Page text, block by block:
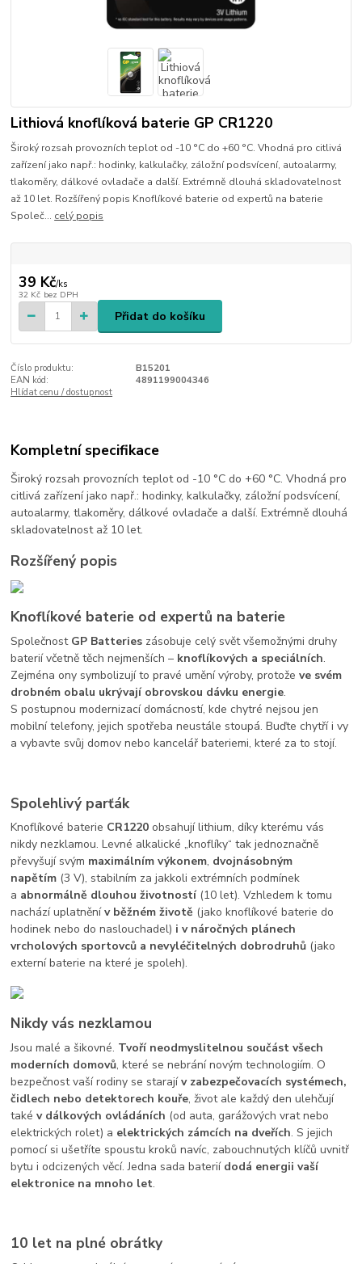
Lithiová knoflíková baterie GP CR1220
Široký rozsah provozních teplot od -10 °C do +60 °C. Vhodná pro citlivá
zařízení jako např.: hodinky, kalkulačky, záložní podsvícení, autoalarmy,
tlakoměry, dálkové ovladače a další. Extrémně dlouhá skladovatelnost
až 10 let. Rozšířený popis Knoflíkové baterie od expertů na baterie
Společ... celý popis
39 Kč/ks
32 Kč bez DPH
Přidat do košíku
Číslo produktu:
B15201
EAN kód:
4891199004346
Hlídat cenu / dostupnost
Kompletní specifikace
Široký rozsah provozních teplot od -10 °C do +60 °C. Vhodná pro
citlivá zařízení jako např.: hodinky, kalkulačky, záložní podsvícení,
autoalarmy, tlakoměry, dálkové ovladače a další. Extrémně dlouhá
skladovatelnost až 10 let.
Rozšířený popis
Knoflíkové baterie od expertů na baterie
Společnost GP Batteries zásobuje celý svět všemožnými druhy
baterií včetně těch nejmenších – knoflíkových a speciálních.
Zejména ony symbolizují to pravé umění výroby, protoževe svém
drobném obalu ukrývají obrovskou dávku energie.
S postupnou modernizací domácností, kde chytré nejsou jen
mobilní telefony, jejich spotřeba neustále stoupá. Buďte chytří i vy
a vybavte svůj domov nebo kancelář bateriemi, které za to stojí.
Spolehlivý parťák
Knoflíkové baterie CR1220 obsahují lithium, díky kterému vás
nikdy nezklamou. Levné alkalické „knoflíky“ tak jednoznačně
převyšují svým maximálním výkonem, dvojnásobným
napětím (3 V), stabilním za jakkoli extrémních podmínek
a abnormálně dlouhou životností(10 let). Vzhledem k tomu
nachází uplatněnív běžném životě (jako knoflíkové baterie do
hodinek nebo do naslouchadel) i v náročných plánech
vrcholových sportovců a nevyléčitelných dobrodruhů (jako
externí baterie na které je spoleh).
Nikdy vás nezklamou
Jsou malé a šikovné. Tvoří neodmyslitelnou součást všech
moderních domovů, které se nebrání novým technologiím. O
bezpečnost vaší rodiny se starajív zabezpečovacích systémech,
čidlech nebo detektorech kouře, život ale každý den ulehčují
takév dálkových ovládáních (od auta, garážových vrat nebo
elektrických rolet) a elektrických zámcích na dveřích. S jejich
pomocí si ušetříte spoustu kroků navíc, zabouchnutých klíčů uvnitř
bytu i odcizených věcí. Jedna sada baterií dodá energii vaší
elektronice na mnoho let.
10 let na plné obrátky